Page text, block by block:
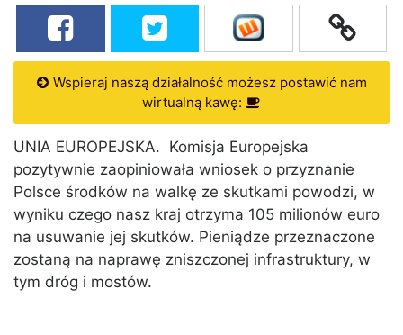
Wspieraj naszą działalność możesz postawić nam
wirtualną kawę:
UNIA EUROPEJSKA. Komisja Europejska
pozytywnie zaopiniowała wniosek o przyznanie
Polsce środków na walkę ze skutkami powodzi, w
wyniku czego nasz kraj otrzyma 105 milionów euro
na usuwanie jej skutków. Pieniądze przeznaczone
zostaną na naprawę zniszczonej infrastruktury, w
tym dróg i mostów.